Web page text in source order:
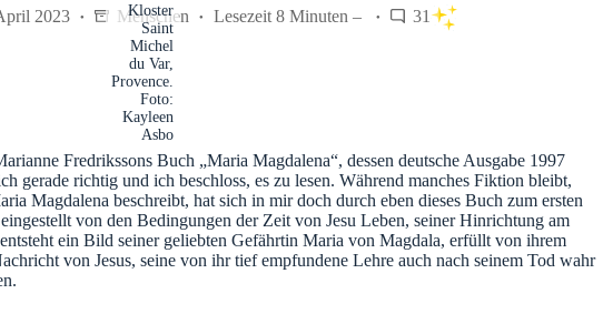
2023 Menschen Lesezeit 8 Minuten – 31
Kloster
Saint
Michel
du Var,
Provence.
Foto:
Kayleen
Asbo
Fredrikssons Buch „Maria Magdalena“, dessen deutsche Ausgabe 1997
gerade richtig und ich beschloss, es zu lesen. Während manches Fiktion bleibt,
Magdalena beschreibt, hat sich in mir doch durch eben dieses Buch zum ersten
von den Bedingungen der Zeit von Jesu Leben, seiner Hinrichtung am
ein Bild seiner geliebten Gefährtin Maria von Magdala, erfüllt von ihrem
von Jesus, seine von ihr tief empfundene Lehre auch nach seinem Tod wahr